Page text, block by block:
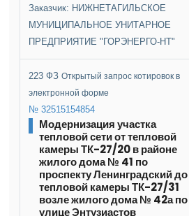
Заказчик: НИЖНЕТАГИЛЬСКОЕ
МУНИЦИПАЛЬНОЕ УНИТАРНОЕ
ПРЕДПРИЯТИЕ "ГОРЭНЕРГО-НТ"
223 ФЗОткрытый запрос котировок в
электронной форме
№ 32515154854
Модернизация участка
тепловой сети от тепловой
камеры ТК-27/20 в районе
жилого дома № 41 по
проспекту Ленинградский до
тепловой камеры ТК-27/31
возле жилого дома № 42а по
улице Энтузиастов